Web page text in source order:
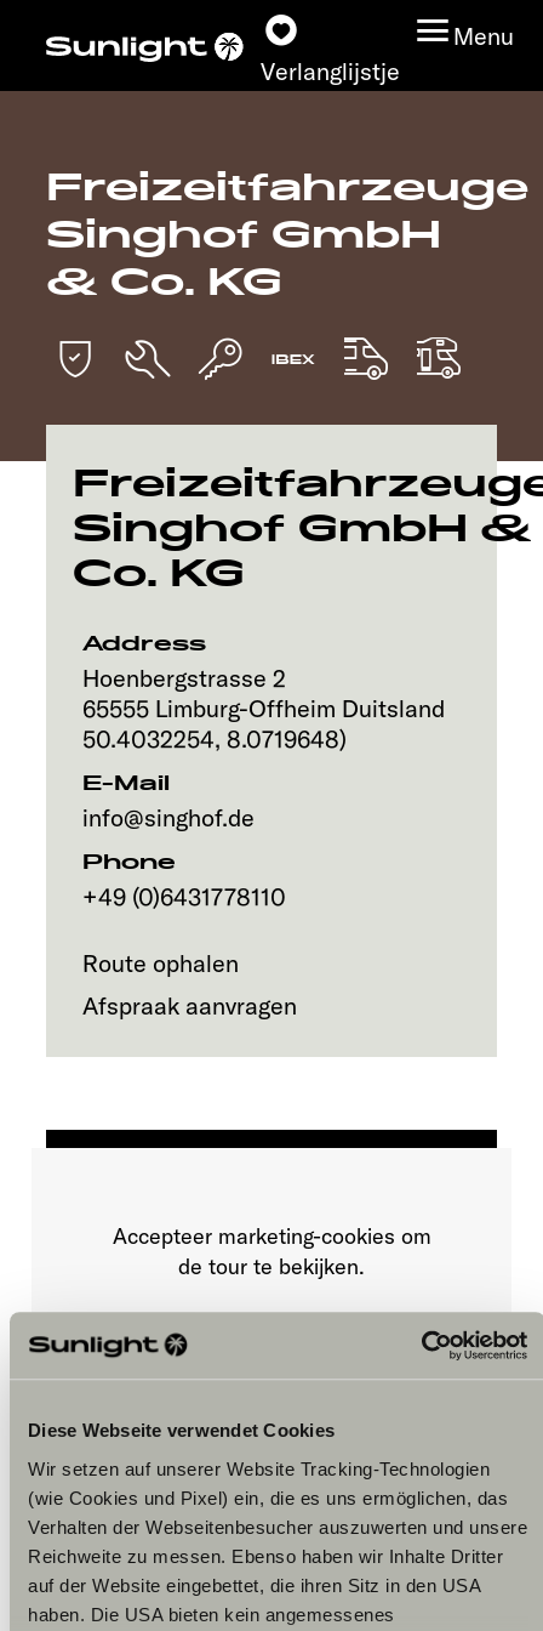
Diese Webseite verwendet Cookies
Wir setzen auf unserer Website Tracking-Technologien
(wie Cookies und Pixel) ein, die es uns ermöglichen, das
Verhalten der Webseitenbesucher auszuwerten und unsere
Reichweite zu messen. Ebenso haben wir Inhalte Dritter
auf der Website eingebettet, die ihren Sitz in den USA
haben. Die USA bieten kein angemessenes
Verlanglijstje
Menu
Modeloverzicht
Configurator
Vind jouw Sunlight
Ontdek
Service
Freizeitfahrzeuge
Singhof GmbH
& Co. KG
Singhof GmbH &
Co. KG
Address
Hoenbergstrasse 2
65555 Limburg-Offheim Duitsland
50.4032254, 8.0719648)
E-Mail
info@singhof.de
Phone
+49 (0)6431778110
Route ophalen
Afspraak aanvragen
Opening hours
Accepteer marketing-cookies om
de tour te bekijken.
Cookie-instellingen